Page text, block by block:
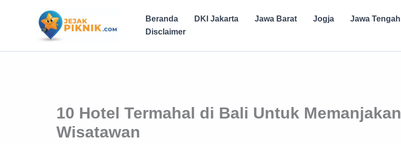
Beranda DKI Jakarta Jawa Barat Jogja Jawa Tengah
Disclaimer
10 Hotel Termahal di Bali Untuk Memanjakan
Wisatawan